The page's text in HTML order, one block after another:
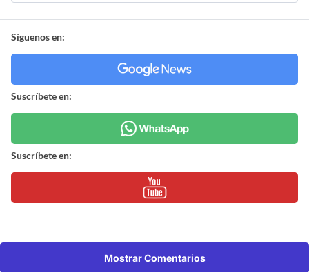
Síguenos en:
Suscríbete en:
Suscríbete en:
Mostrar Comentarios